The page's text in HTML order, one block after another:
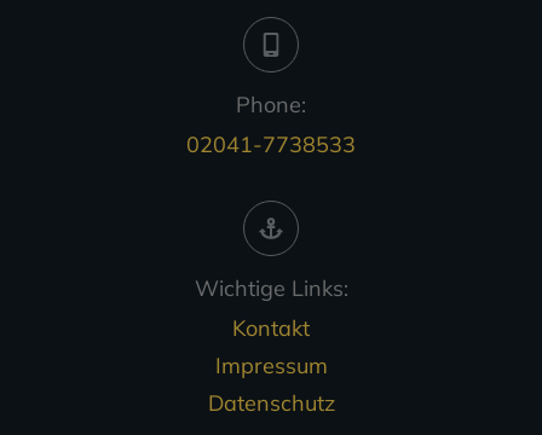
Phone:
02041-7738533
Wichtige Links:
Kontakt
Impressum
Datenschutz